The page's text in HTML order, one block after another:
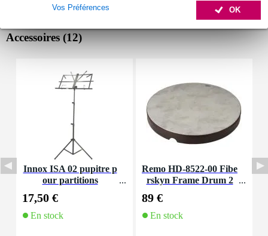
OK
Vos Préférences
Accessoires (12)
Innox ISA 02 pupitre p
our partitions
17,50 €
En stock
Remo HD-8522-00 Fibe
rskyn Frame Drum 2
89 €
En stock